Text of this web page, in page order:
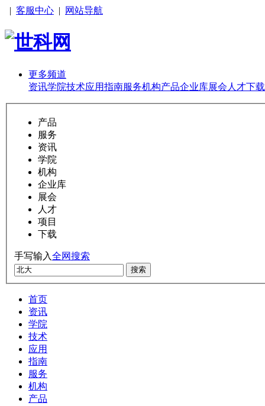
| 客服中心 | 网站导航
更多频道
资讯学院技术应用指南服务机构产品企业库展会 人才下载
产品
服务
资讯
学院
机构
企业库
展会
人才
项目
下载
手写输入全网搜索
搜索
首页
资讯
学院
技术
应用
指南
服务
机构
产品